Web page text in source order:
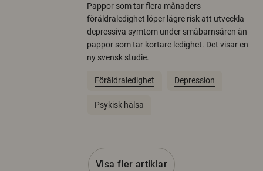
Pappor som tar flera månaders
föräldraledighet löper lägre risk att utveckla
depressiva symtom under småbarnsåren än
pappor som tar kortare ledighet. Det visar en
ny svensk studie.
Föräldraledighet Depression
Psykisk hälsa
Visa fler artiklar